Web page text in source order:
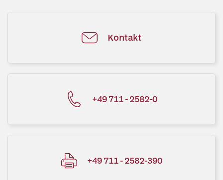
Kontakt
+49 711 - 2582-0
+49 711 - 2582-390